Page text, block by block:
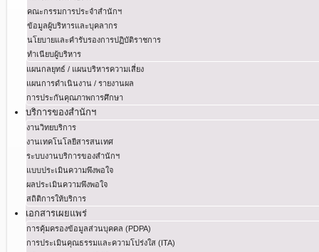
คณะกรรมการประจำสำนักฯ
ข้อมูลผู้บริหารและบุคลากร
นโยบายและคำรับรองการปฏิบัติราชการ
ทำเนียบผู้บริหาร
แผนกลยุทธ์ / แผนบริหารความเสี่ยง
แผนการดำเนินงาน / รายงานผล
การประกันคุณภาพการศึกษา
บริการของสำนักฯ
งานวิทยบริการ
งานเทคโนโลยีสารสนเทศ
ระบบงานบริการของสำนักฯ
แบบประเมินความพึงพอใจ
ผลประเมินความพึงพอใจ
สถิติการให้บริการ
เอกสารเผยแพร่
การคุ้มครองข้อมูลส่วนบุคคล (PDPA)
การประเมินคุณธรรมและความโปร่งใส (ITA)